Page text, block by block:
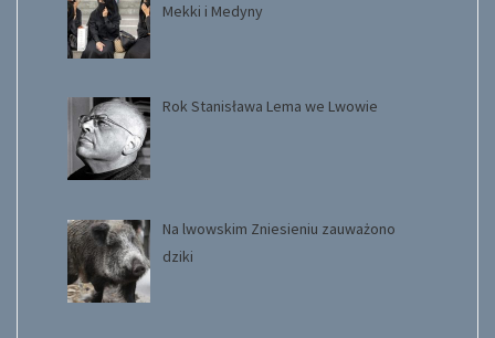
Mekki i Medyny
Rok Stanisława Lema we Lwowie
Na lwowskim Zniesieniu zauważono
dziki